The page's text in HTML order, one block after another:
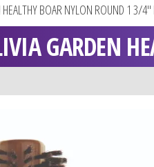
BOAR NYLON ROUND 1 3/
GARDEN